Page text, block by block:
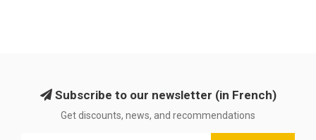
Subscribe to our newsletter (in French)
Get discounts, news, and recommendations